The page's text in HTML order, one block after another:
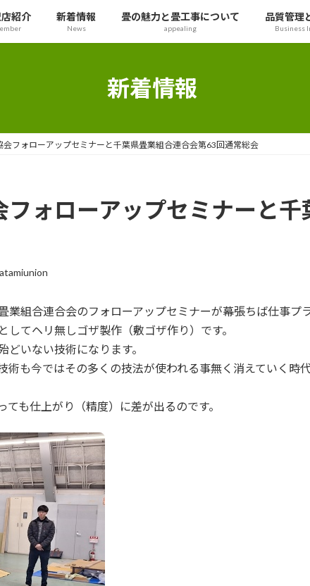
紹介 新着情報
News
畳の魅力と畳工事について
appealing
品質管理
Business
新着情報
会フォローアップセミナーと千葉県畳業組合連合会第63回通常総会
ォローアップセミナーと
業組合連合会のフォローアップセミナーが幕張ちば仕事プ
てヘリ無しゴザ製作（敷ゴザ作り）です。
いない技術になります。
術も今ではその多くの技法が使われる事無く消えていく時
も仕上がり（精度）に差が出るのです。